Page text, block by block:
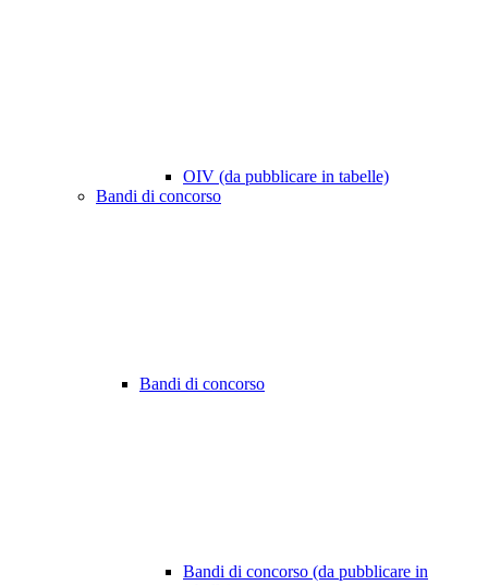
OIV (da pubblicare in tabelle)
Bandi di concorso
Bandi di concorso
Bandi di concorso (da pubblicare in